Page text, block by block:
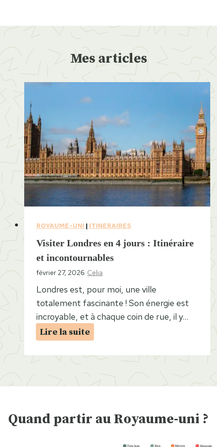
Mes articles
ROYAUME-UNI | ITINERAIRES
Visiter Londres en 4 jours : Itinéraire
et incontournables
février 27, 2026 Celia
Londres est, pour moi, une ville
totalement fascinante ! Son énergie est
incroyable, et à chaque coin de rue, il y…
Lire la suite
i
s
t
L
Quand partir au Royaume-uni ?